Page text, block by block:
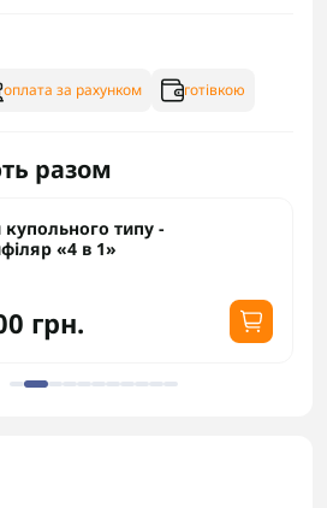
оплата за рахунком готівкою
разом
типу -
«4 в 1»
грн.